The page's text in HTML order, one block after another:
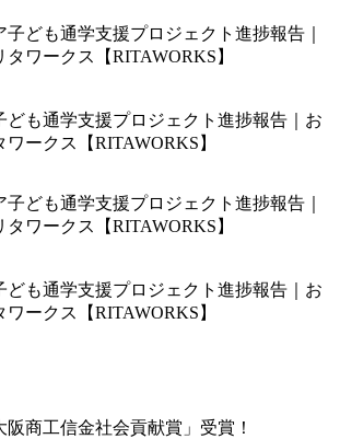
ども通学支援プロジェクト進捗報告｜お
ークス【RITAWORKS】
ども通学支援プロジェクト進捗報告｜お
ークス【RITAWORKS】